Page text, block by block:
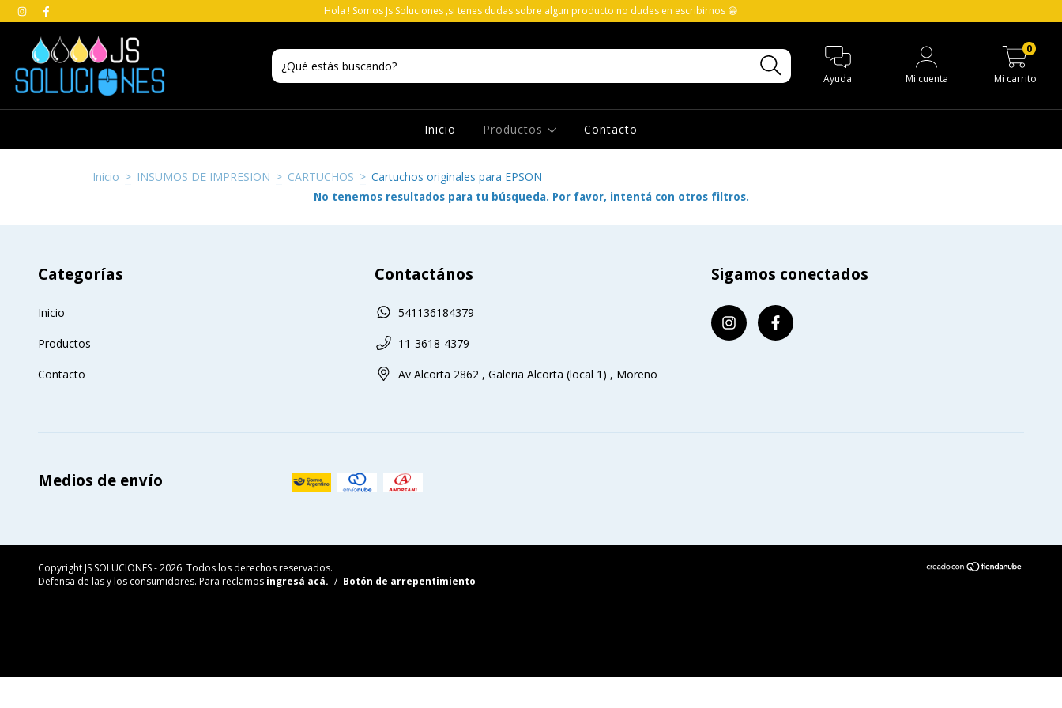
Hola ! Somos Js Soluciones ,si tenes dudas sobre algun producto no dudes en escribirnos 😁
Ayuda Mi cuenta Mi carrito
0
Inicio Productos Contacto
Inicio > INSUMOS DE IMPRESION > CARTUCHOS > Cartuchos originales para EPSON
No tenemos resultados para tu búsqueda. Por favor, intentá con otros filtros.
Categorías
Inicio
Productos
Contacto
Contactános
541136184379
11-3618-4379
Av Alcorta 2862 , Galeria Alcorta (local 1) , Moreno
Sigamos conectados
Medios de envío
Copyright JS SOLUCIONES - 2026. Todos los derechos reservados.
Defensa de las y los consumidores. Para reclamos ingresá acá. / Botón de arrepentimiento